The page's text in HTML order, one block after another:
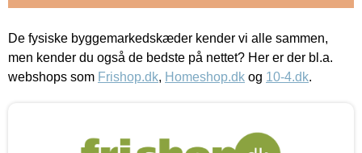
De fysiske byggemarkedskæder kender vi alle sammen,
men kender du også de bedste på nettet? Her er der bl.a.
webshops som Frishop.dk, Homeshop.dk og 10-4.dk.